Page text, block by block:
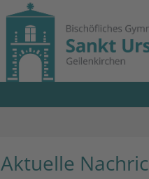
Aktuelle